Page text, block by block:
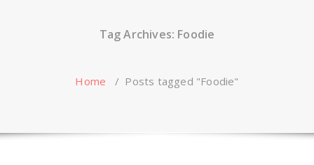
Tag Archives: Foodie
Home / Posts tagged "Foodie"